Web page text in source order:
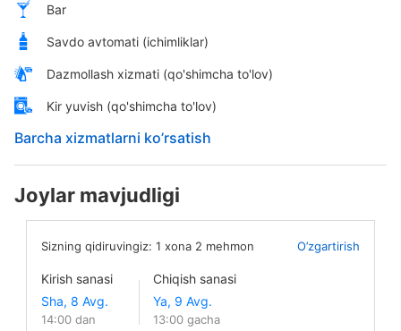
Bar
Savdo avtomati (ichimliklar)
Dazmollash xizmati (qo'shimcha to'lov)
Kir yuvish (qo'shimcha to'lov)
Barcha xizmatlarni ko’rsatish
Joylar mavjudligi
Sizning qidiruvingiz: 1 xona 2 mehmon O’zgartirish
Kirish sanasi
14:00 dan
Chiqish sanasi
13:00 gacha